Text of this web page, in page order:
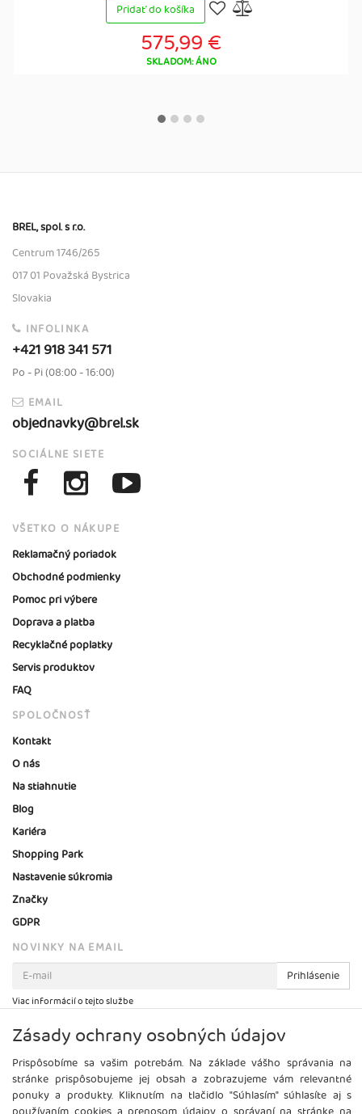
Pridať do košíka
575,99 €
SKLADOM: ÁNO
BREL, spol. s r.o.
Centrum 1746/265
017 01 Považská Bystrica
Slovakia
INFOLINKA
+421 918 341 571
Po - Pi (08:00 - 16:00)
EMAIL
objednavky@brel.sk
SOCIÁLNE SIETE
VŠETKO O NÁKUPE
Reklamačný poriadok
Obchodné podmienky
Pomoc pri výbere
Doprava a platba
Recyklačné poplatky
Servis produktov
FAQ
SPOLOČNOSŤ
Kontakt
O nás
Na stiahnutie
Blog
Kariéra
Shopping Park
Nastavenie súkromia
Značky
GDPR
NOVINKY NA EMAIL
Prihlásenie
Viac informácií o tejto službe
Zásady ochrany osobných údajov
Prispôsobíme sa vašim potrebám. Na základe vášho správania na
stránke prispôsobujeme jej obsah a zobrazujeme vám relevantné
ponuky a produkty. Kliknutím na tlačidlo "Súhlasím" súhlasíte aj s